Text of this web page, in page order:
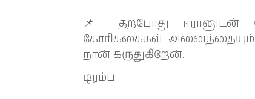
📌 தற்போது ஈரானுடன்
கோரிக்கைகள்
நான் கருதுகிறேன்.
டிரம்ப்: